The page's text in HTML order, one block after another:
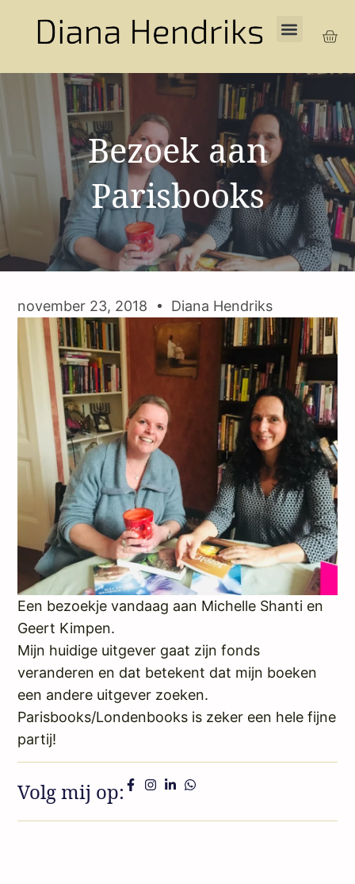
Bezoek aan
Parisbooks
november 23, 2018 Diana Hendriks
Een bezoekje vandaag aan Michelle Shanti en
Geert Kimpen.
Mijn huidige uitgever gaat zijn fonds
veranderen en dat betekent dat mijn boeken
een andere uitgever zoeken.
Parisbooks/Londenbooks is zeker een hele fijne
partij!
Volg mij op: